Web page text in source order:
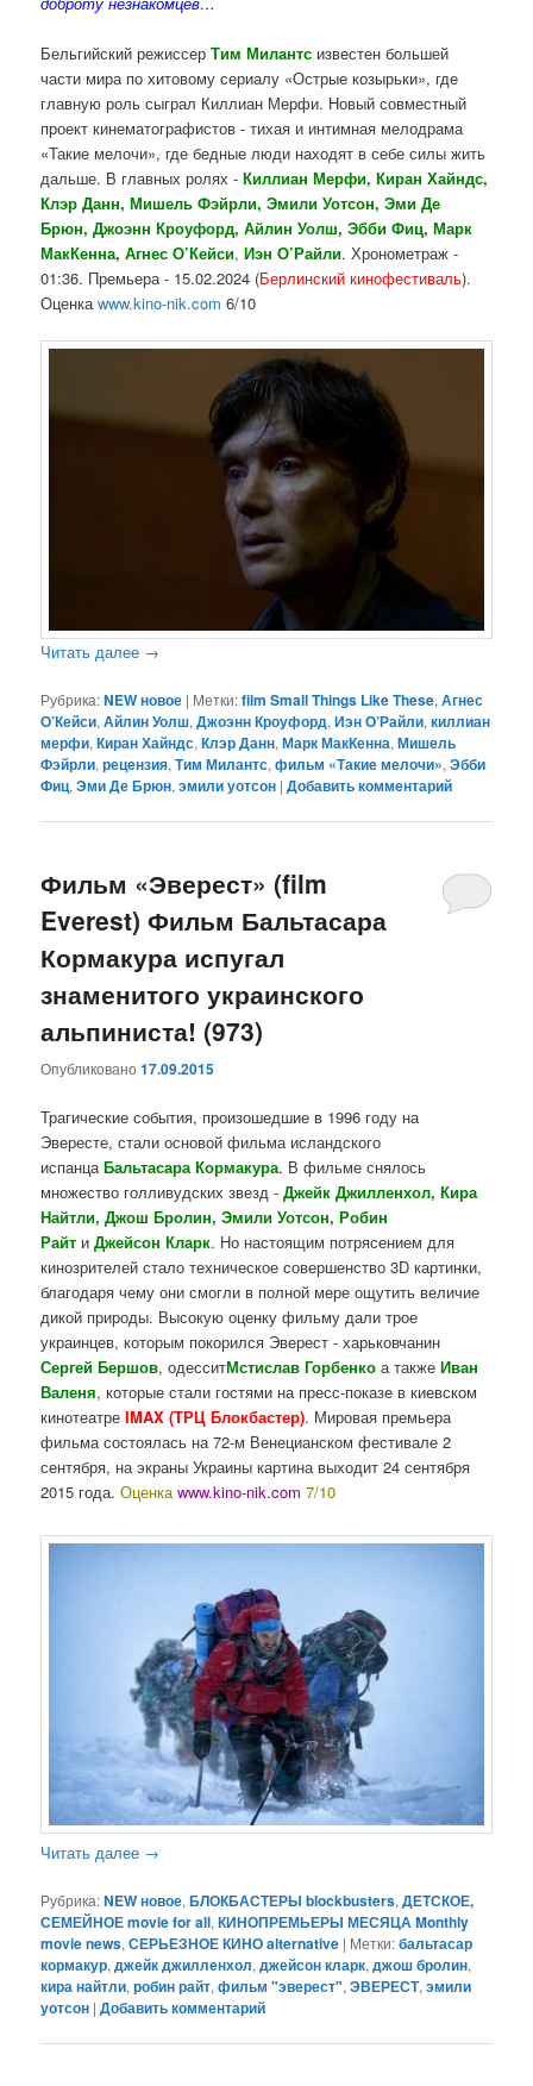
Бельгийский режиссерТим Милантс известен большей
части мира по хитовому сериалу «Острые козырьки», где
главную роль сыграл Киллиан Мерфи. Новый совместный
проект кинематографистов - тихая и интимная мелодрама
«Такие мелочи», где бедные люди находят в себе силы жить
дальше. В главных ролях -Киллиан Мерфи, Киран Хайндс,
Клэр Данн, Мишель Фэйрли, Эмили Уотсон, Эми Де
Брюн, Джоэнн Кроуфорд, Айлин Уолш, Эбби Фиц,Марк
МакКенна, Агнес О’Кейси,Иэн О’Райли. Хронометраж -
01:36. Премьера - 15.02.2024 (Берлинский кинофестиваль).
Оценкаwww.kino-nik.com 6/10
Читать далее →
Рубрика:NEW новое | Метки:film Small Things Like These,Агнес
О’Кейси,Айлин Уолш,Джоэнн Кроуфорд,Иэн О’Райли,киллиан
мерфи,Киран Хайндс,Клэр Данн,Марк МакКенна,Мишель
Фэйрли,рецензия,Тим Милантс,фильм «Такие мелочи»,Эбби
Фиц,Эми Де Брюн,эмили уотсон |Добавить комментарий
Фильм «Эверест» (film
Everest) Фильм Бальтасара
Кормакура испугал
знаменитого украинского
альпиниста! (973)
Опубликовано17.09.2015
Трагические события, произошедшие в 1996 году на
Эвересте, стали основой фильма исландского
испанцаБальтасара Кормакура. В фильме снялось
множество голливудских звезд -Джейк Джилленхол, Кира
Найтли, Джош Бролин, Эмили Уотсон, Робин
Райт иДжейсон Кларк. Но настоящим потрясением для
кинозрителей стало техническое совершенство 3D картинки,
благодаря чему они смогли в полной мере ощутить величие
дикой природы. Высокую оценку фильму дали трое
украинцев, которым покорился Эверест - харьковчанин
Сергей Бершов, одесситМстислав Горбенко а такжеИван
Валеня, которые стали гостями на пресс-показе в киевском
кинотеатре IMAX (ТРЦ Блокбастер). Мировая премьера
фильма состоялась на 72-м Венецианском фестивале 2
сентября, на экраны Украины картина выходит 24 сентября
2015 года.Оценкаwww.kino-nik.com7/10
Читать далее →
Рубрика:NEW новое,БЛОКБАСТЕРЫ blockbusters,ДЕТСКОЕ,
СЕМЕЙНОЕ movie for all,КИНОПРЕМЬЕРЫ МЕСЯЦА Monthly
movie news,СЕРЬЕЗНОЕ КИНО alternative | Метки:бальтасар
кормакур,джейк джилленхол,джейсон кларк,джош бролин,
кира найтли,робин райт,фильм "эверест",ЭВЕРЕСТ,эмили
уотсон |Добавить комментарий